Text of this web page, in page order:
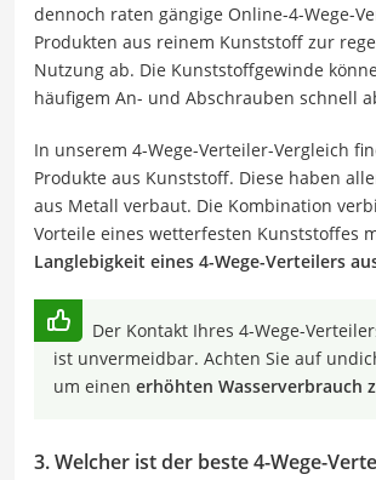
dennoch raten gängige Online-4-Wege-
Produkten aus reinem Kunststoff zur
Nutzung ab. Die Kunststoffgewinde
häufigem An- und Abschrauben schnell
In unserem 4-Wege-Verteiler-Vergleich
Produkte aus Kunststoff. Diese haben
aus Metall verbaut. Die Kombination
Vorteile eines wetterfesten Kunststoffes
Langlebigkeit eines 4-Wege-Verteilers
Der Kontakt Ihres 4-Wege-
ist unvermeidbar. Achten Sie auf
um einen erhöhten Wasserverbrauch
3. Welcher ist der beste 4-Wege-